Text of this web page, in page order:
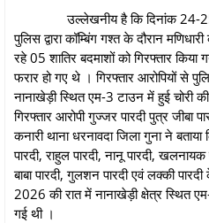
उल्लेखनीय है कि दिनांक 24-25
पुलिस द्वारा कॉम्बिंग गश्त के दौरान
रहे 05 शातिर बदमाशों को गिरफ्तार
फरार हो गए थे । गिरफ्तार आरोपियों से
नानाखेड़ी स्थित एम-3 टाउन में हुई चोरी
गिरफ्तार आरोपी गुज्जर पारदी पुत्र जीबा
कनारी थाना धरनावदा जिला गुना ने
पारदी, राहुल पारदी, नानू पारदी, खलनायक
बाबा पारदी, गुलशन पारदी एवं लक्की
2026 की रात में नानाखेड़ी क्षेत्र स्थित
गई थी ।